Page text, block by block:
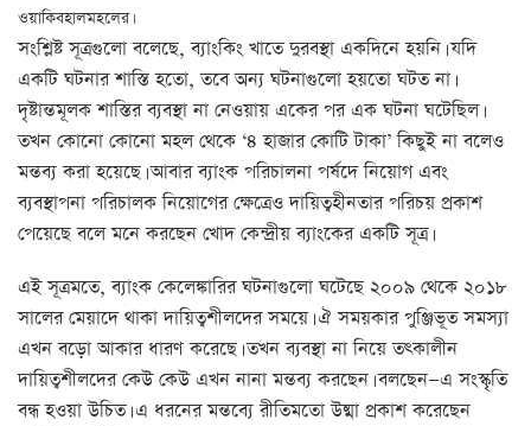
ওয়াকিবহালমহলের।
সংশ্লিষ্ট সূত্রগুলো বলেছে, ব্যাংকিং খাতে দুরবস্থা একদিনে হয়নি। যদি
একটি ঘটনার শাস্তি হতো, তবে অন্য ঘটনাগুলো হয়তো ঘটত না।
দৃষ্টান্তমূলক শাস্তির ব্যবস্থা না নেওয়ায় একের পর এক ঘটনা ঘটেছিল।
তখন কোনো কোনো মহল থেকে ‘৪ হাজার কোটি টাকা’ কিছুই না বলেও
মন্তব্য করা হয়েছে। আবার ব্যাংক পরিচালনা পর্ষদে নিয়োগ এবং
ব্যবস্থাপনা পরিচালক নিয়োগের ক্ষেত্রেও দায়িত্বহীনতার পরিচয় প্রকাশ
পেয়েছে বলে মনে করছেন খোদ কেন্দ্রীয় ব্যাংকের একটি সূত্র।
এই সূত্রমতে, ব্যাংক কেলেঙ্কারির ঘটনাগুলো ঘটেছে ২০০৯ থেকে ২০১৮
সালের মেয়াদে থাকা দায়িত্বশীলদের সময়ে। ঐ সময়কার পুঞ্জিভূত সমস্যা
এখন বড়ো আকার ধারণ করেছে। তখন ব্যবস্থা না নিয়ে তত্কালীন
দায়িত্বশীলদের কেউ কেউ এখন নানা মন্তব্য করছেন। বলছেন—এ সংস্কৃতি
বন্ধ হওয়া উচিত। এ ধরনের মন্তব্যে রীতিমতো উষ্মা প্রকাশ করেছেন